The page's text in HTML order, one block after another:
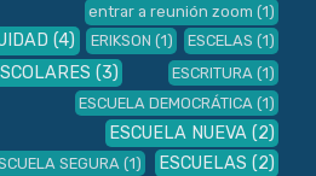
entrar a reunión zoom (1)
(4) ERIKSON (1) ESCELAS (1)
(3) ESCRITURA (1)
ESCUELA DEMOCRÁTICA (1)
ESCUELA NUEVA (2)
SEGURA (1) ESCUELAS (2)